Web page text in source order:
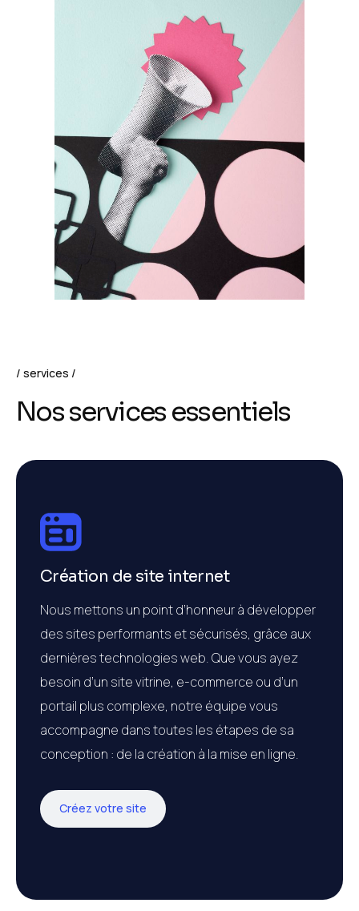
services
Nosservices essentiels
Création de site internet
Nous mettons un point d’honneur à développer
des sites performants et sécurisés, grâce aux
dernières technologies web. Que vous ayez
besoin d’un site vitrine, e-commerce ou d’un
portail plus complexe, notre équipe vous
accompagne dans toutes les étapes de sa
conception : de la création à la mise en ligne.
Créez votre site